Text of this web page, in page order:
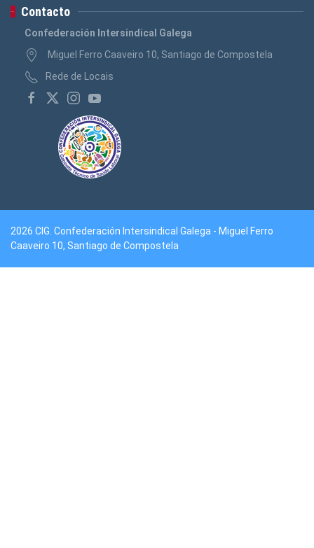
Contacto
Confederación Intersindical Galega
Miguel Ferro Caaveiro 10, Santiago de Compostela
Rede de Locais
2026 CIG. Confederación Intersindical Galega - Miguel Ferro
Caaveiro 10, Santiago de Compostela